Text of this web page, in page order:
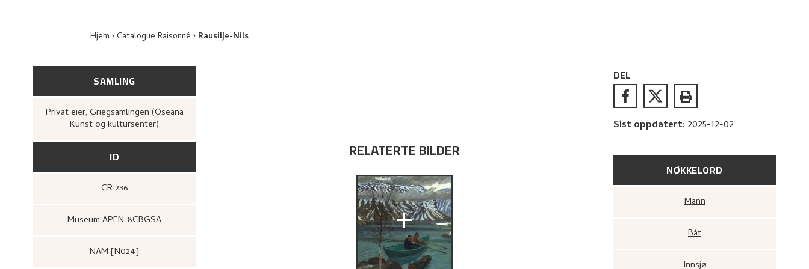
Hjem Catalogue Raisonné Rausilje-Nils
SAMLING
Privat eier, Griegsamlingen (Oseana
Kunst og kultursenter)
ID
CR 236
Museum APEN-8CBGSA
NAM [N024]
RELATERTE BILDER
+
DEL
Sist oppdatert: 2025-12-02
NØKKELORD
Mann
Båt
Innsjø